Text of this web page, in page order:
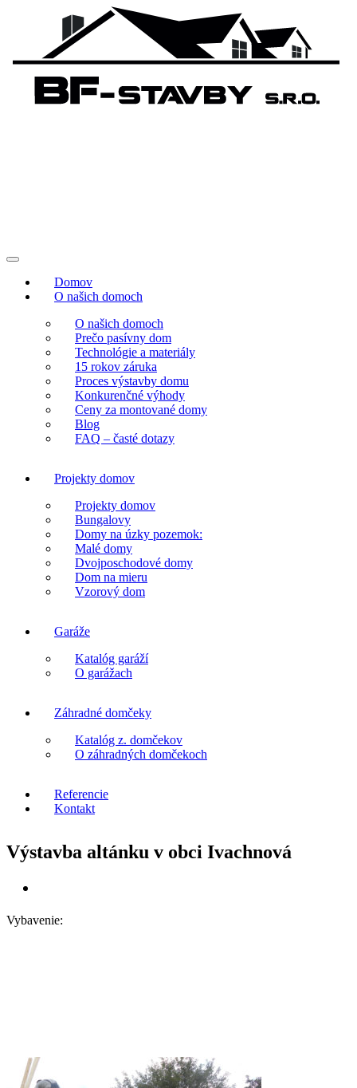
Domov
O našich domoch
O našich domoch
Prečo pasívny dom
Technológie a materiály
15 rokov záruka
Proces výstavby domu
Konkurenčné výhody
Ceny za montované domy
Blog
FAQ – časté dotazy
Projekty domov
Projekty domov
Bungalovy
Domy na úzky pozemok:
Malé domy
Dvojposchodové domy
Dom na mieru
Vzorový dom
Garáže
Katalóg garáží
O garážach
Záhradné domčeky
Katalóg z. domčekov
O záhradných domčekoch
Referencie
Kontakt
Výstavba altánku v obci Ivachnová
Vybavenie: